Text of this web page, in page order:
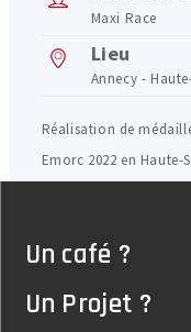
Maxi Race
Lieu
Annecy -
Réalisation de
Emorc 2022 en Haute-
Un café ?
Un Projet ?